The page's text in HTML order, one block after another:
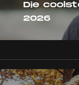
Die
2026